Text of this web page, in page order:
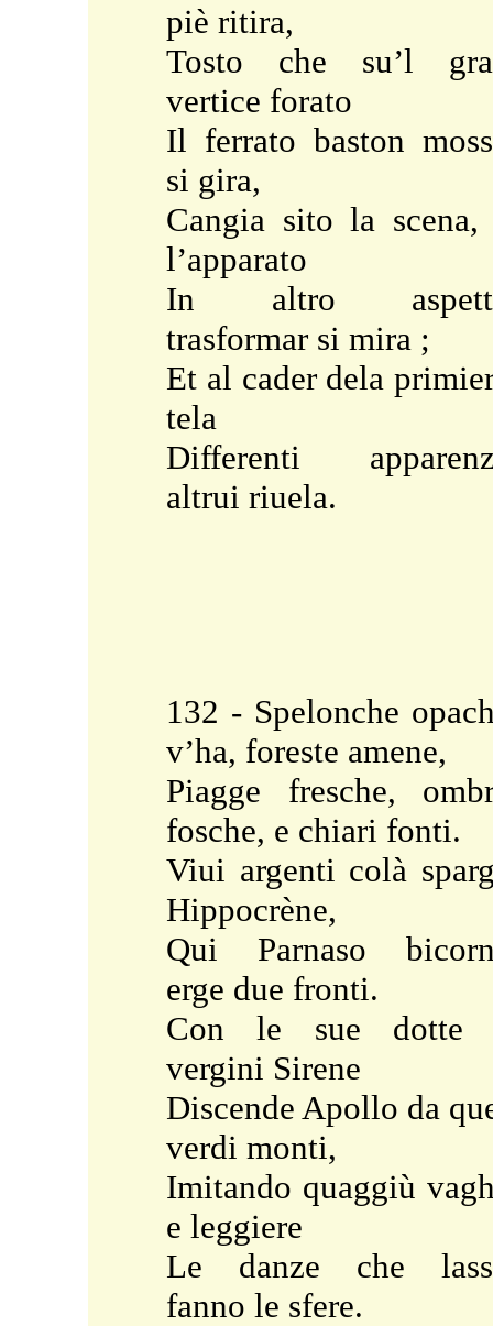
piè ritira,
Tosto che su’l
vertice forato
Il ferrato baston
si gira,
Cangia sito la scena,
l’apparato
In altro
trasformar si mira ;
Et al cader dela
tela
Differenti
altrui riuela.
132 - Spelonche
v’ha, foreste amene,
Piagge fresche,
fosche, e chiari fonti.
Viui argenti colà
Hippocrène,
Qui Parnaso
erge due fronti.
Con le sue dotte
vergini Sirene
Discende Apollo da
verdi monti,
Imitando quaggiù
e leggiere
Le danze che
fanno le sfere.